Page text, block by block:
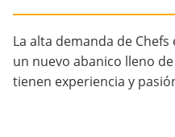
La alta demanda de
un nuevo abanico lleno
tienen experiencia y